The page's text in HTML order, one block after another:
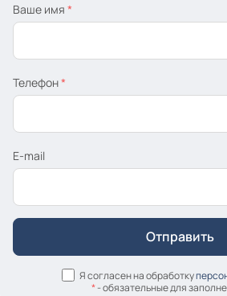
Ваше имя *
Телефон*
E-mail
Я согласен на обработку
*- обязательные для